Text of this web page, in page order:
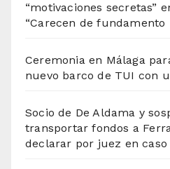
“motivaciones secretas”
“Carecen de fundamento
Ceremonia en Málaga
nuevo barco de TUI con
Socio de De Aldama y
transportar fondos a
declarar por juez en